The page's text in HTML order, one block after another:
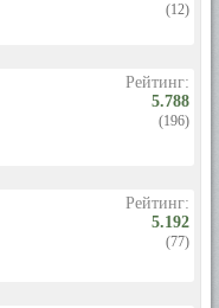
(12)
Рейтинг:
5.788
(196)
Рейтинг:
5.192
(77)